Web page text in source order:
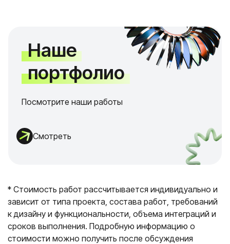
Наше
портфолио
Посмотрите наши работы
Смотреть
* Стоимость работ рассчитывается индивидуально и
зависит от типа проекта, состава работ, требований
к дизайну и функциональности, объема интеграций и
сроков выполнения. Подробную информацию о
стоимости можно получить после обсуждения